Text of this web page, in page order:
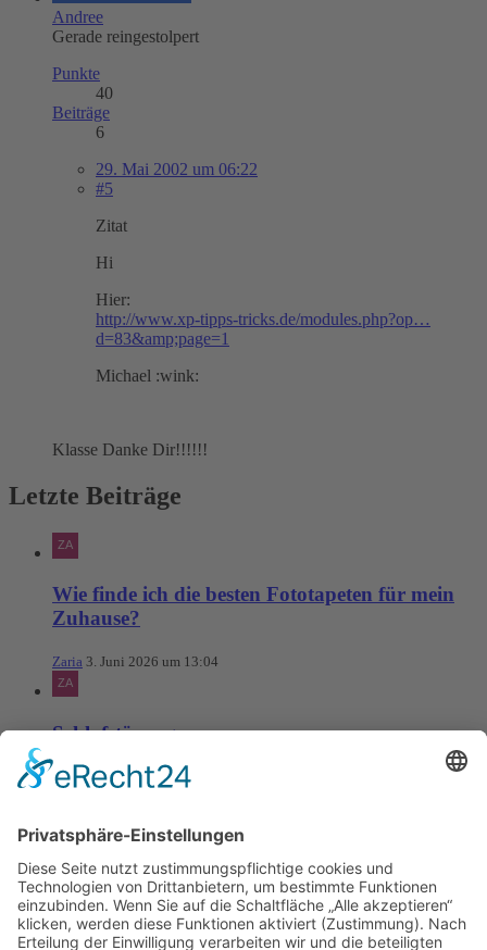
Andree
Gerade reingestolpert
Punkte
40
Beiträge
6
29. Mai 2002 um 06:22
#5
Zitat
Hi
Hier:
http://www.xp-tipps-tricks.de/modules.php?op…
d=83&amp;page=1
Michael :wink:
Klasse Danke Dir!!!!!!
Letzte Beiträge
Wie finde ich die besten Fototapeten für mein
Zuhause?
Zaria 3. Juni 2026 um 13:04
Schlafstörungen
Zaria 3. Juni 2026 um 13:03
Ms word to PDF
Manuellsen 28. Mai 2026 um 10:31